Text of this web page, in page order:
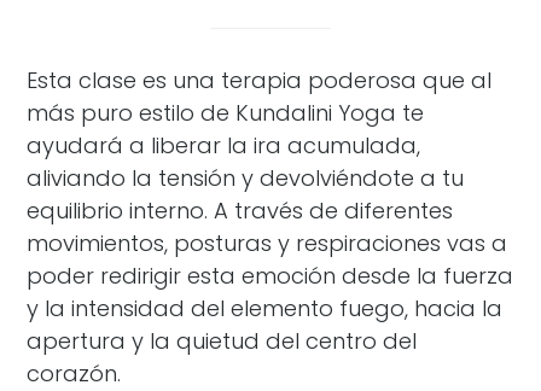
Esta clase es una terapia poderosa que al
más puro estilo de Kundalini Yoga te
ayudará a liberar la ira acumulada,
aliviando la tensión y devolviéndote a tu
equilibrio interno. A través de diferentes
movimientos, posturas y respiraciones vas a
poder redirigir esta emoción desde la fuerza
y la intensidad del elemento fuego, hacia la
apertura y la quietud del centro del
corazón.